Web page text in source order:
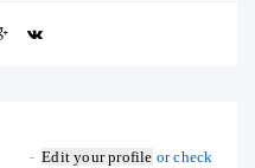
Edit your profile or check